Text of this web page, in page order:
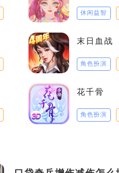
休闲益智
末日血战
角色扮演
花千骨
角色扮演